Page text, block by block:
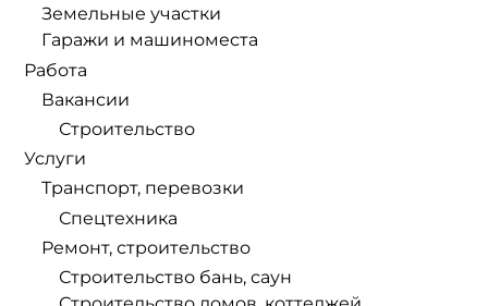
Земельные участки
Гаражи и машиноместа
Работа
Вакансии
Строительство
Услуги
Транспорт, перевозки
Спецтехника
Ремонт, строительство
Строительство бань, саун